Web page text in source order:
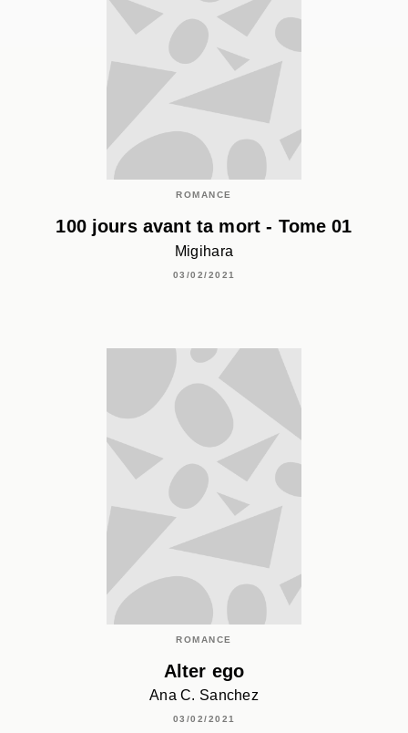
ROMANCE
100 jours avant ta mort - Tome 01
Migihara
03/02/2021
ROMANCE
Alter ego
Ana C. Sanchez
03/02/2021